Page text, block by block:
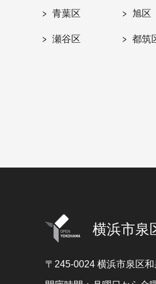
青葉区 旭区
瀬谷区 都筑
横浜市泉
〒245-0024 横浜市泉区